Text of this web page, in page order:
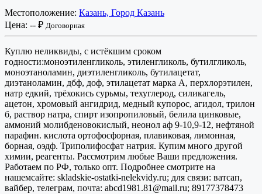
Местоположение: Казань, Город Казань
Цена: -- ₽ Договорная
Куплю неликвиды, с истёкшим сроком
годности:моноэтиленгликоль, этиленгликоль, бутилгликоль,
моноэтаноламин, диэтиленгликоль, бутилацетат,
диэтаноламин, дбф, доф, этилацетат марка А, перхлорэтилен,
натр едкий, трёхокись сурьмы, техуглерод, силикагель,
ацетон, хромовый ангидрид, медный купорос, агидол, трилон
б, раствор натра, спирт изопропиловый, белила цинковые,
аммоний молибденовокислый, неонол аф 9-10,9-12, нефтяной
парафин. кислота ортофосфорная, плавиковая, лимонная,
борная, оэдф. Триполифосфат натрия. Купим много другой
химии, реагенты. Рассмотрим любые Ваши предложения.
Работаем по РФ, только опт. Подробнее смотрите на
нашемсайте: skladskie-ostatki-nelekvidy.ru; для связи: ватсап,
вайбер, телеграм, почта: abcd1981.81@mail.ru; 89177378473